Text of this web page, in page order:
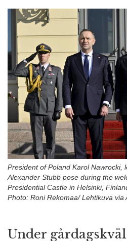
President of Poland Karol Nawrocki,
Alexander Stubb pose during the
Presidential Castle in Helsinki,
Photo: Roni Rekomaa/ Lehtikuva via
Under